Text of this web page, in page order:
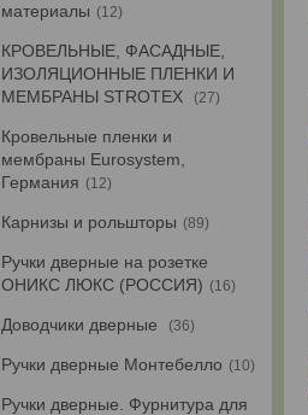
материалы
12
КРОВЕЛЬНЫЕ, ФАСАДНЫЕ,
ИЗОЛЯЦИОННЫЕ ПЛЕНКИ И
МЕМБРАНЫ STROTEX
27
Кровельные пленки и
мембраны Eurosystem,
Германия
12
Карнизы и рольшторы 89
Ручки дверные на розетке
ОНИКС ЛЮКС (РОССИЯ)
16
Доводчики дверные 36
Ручки дверные Монтебелло 10
Ручки дверные. Фурнитура для